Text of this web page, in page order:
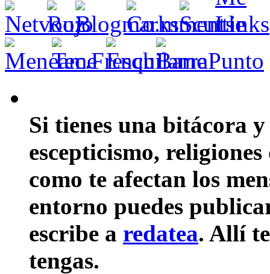
Si tienes una bitácora
escepticismo,
como te afectan los
entorno puedes
escribe a redatea. Allí
tengas.